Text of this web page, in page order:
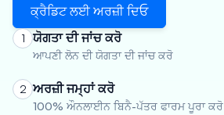
ਕ੍ਰੈਡਿਟ ਲਈ ਅਰਜ਼ੀ ਦਿਓ
1 ਯੋਗਤਾ ਦੀ ਜਾਂਚ ਕਰੋ
ਆਪਣੀ ਲੋਨ ਦੀ ਯੋਗਤਾ ਦੀ ਜਾਂਚ ਕਰੋ
2 ਅਰਜ਼ੀ ਜਮ੍ਹਾਂ ਕਰੋ
100% ਔਨਲਾਈਨ ਬਿਨੈ-ਪੱਤਰ ਫਾਰਮ ਪੂਰਾ ਕਰੋ